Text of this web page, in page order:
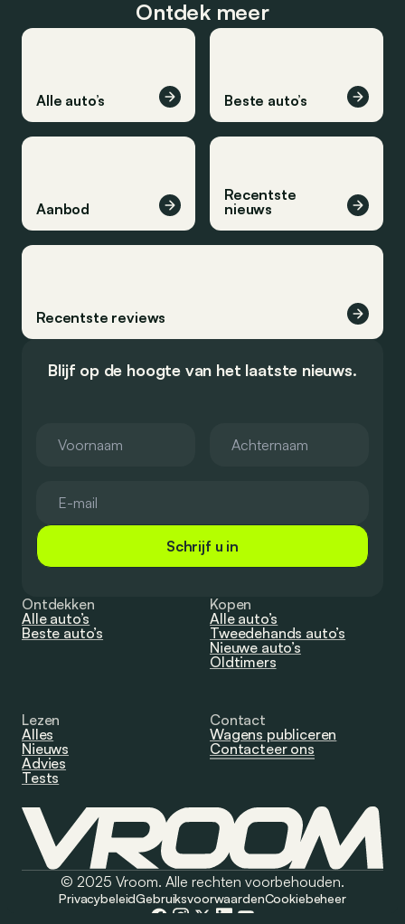
Ontdek meer
Alle auto’s Beste auto’s
Aanbod
Recentste
nieuws
Recentste reviews
Blijf op de hoogte van het laatste nieuws.
Schrijf u in
Ontdekken
Alle auto’s
Beste auto’s
Kopen
Alle auto’s
Tweedehands auto’s
Nieuwe auto’s
Oldtimers
Lezen
Alles
Nieuws
Advies
Tests
Contact
Wagens publiceren
Contacteer ons
© 2025 Vroom. Alle rechten voorbehouden.
PrivacybeleidGebruiksvoorwaardenCookiebeheer